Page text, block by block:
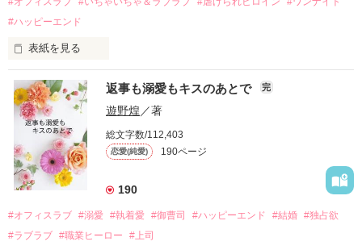
酔った勢いで一夜を共にしてしまった。
さらに、美桜が初めてだと知った哲平は
『責任をとる、結婚しよう』と真っ直ぐに告げてきた。
戸惑う美桜とは裏腹に、好きという気持ちを隠すことなく
甘やかしてくる。
そんなある日、哲平は美桜がストーカー被害に
遭っていることを知る。
美桜を守るため、哲平は同居を提案してきて――。
夏木美桜(なつきみお)
鳴海哲平 (なるみてっぺい)
#ハッピーエンド
表紙を見る
おかしな噂を流されて前の職場でうまくいかなかった梅田美
桜は、海外で傷心旅行をしていたところ、日本人美青年と出会
い、酒の勢いもあり一夜限りの関係となる。
帰国後、美桜は新しい職場でワンナイトした美青年と再会。
なんと彼の正体は、とある財閥御曹司にも関わらず、一族を離
れて起業した新進気鋭の実業家、社内でも冷徹だと評判な社長
――御影恭司その人だったのだ――！
なぜか恭司から飼い猫の世話係を命じられた美桜は、猫の世
の関係となってしまい――？
返事も溺愛もキスのあとで 完
遊野煌／著
総文字数/112,403
恋愛(純愛) 190ページ
190
#オフィスラブ #溺愛 #執着愛 #御曹司 #ハッピーエンド #結婚 #独占欲
#ラブラブ #職業ヒーロー #上司